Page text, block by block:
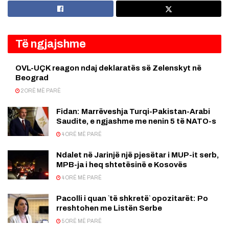
Të ngjajshme
OVL-UÇK reagon ndaj deklaratës së Zelenskyt në
Beograd
2 ORË MË PARË
Fidan: Marrëveshja Turqi-Pakistan-Arabi
Saudite, e ngjashme me nenin 5 të NATO-s
4 ORË MË PARË
Ndalet në Jarinjë një pjesëtar i MUP-it serb,
MPB-ja i heq shtetësinë e Kosovës
4 ORË MË PARË
Pacolli i quan `të shkretë` opozitarët: Po
rreshtohen me Listën Serbe
5 ORË MË PARË